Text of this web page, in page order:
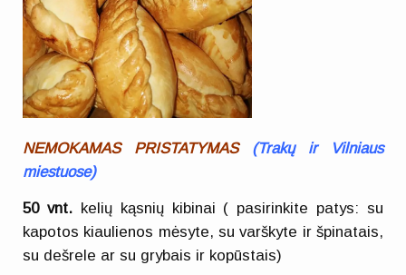
NEMOKAMAS PRISTATYMAS (Trakų ir Vilniaus
miestuose)
50 vnt. kelių kąsnių kibinai ( pasirinkite patys: su
kapotos kiaulienos mėsyte, su varškyte ir špinatais,
su dešrele ar su grybais ir kopūstais)